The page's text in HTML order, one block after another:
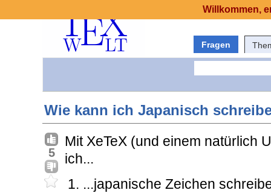
Fragen
Wie kann ich Japanisch
5
Mit XeTeX (und einem natürlich
ich...
...japanische Zeichen
Willkommen,